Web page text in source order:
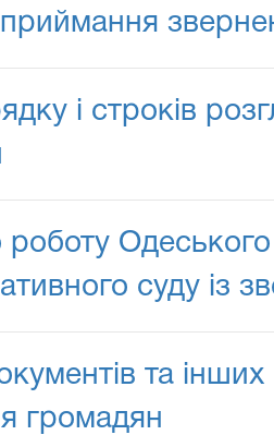
і строків
роботу
суду із
та інших
громадян